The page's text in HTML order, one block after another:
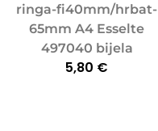
ringa-fi40mm/hrbat-
65mm A4 Esselte
497040 bijela
5,80 €